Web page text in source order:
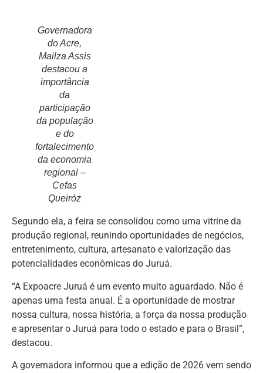
Governadora
do Acre,
Mailza Assis
destacou a
importância
da
participação
da população
e do
fortalecimento
da economia
regional –
Cefas
Queiróz
Segundo ela, a feira se consolidou como uma vitrine da
produção regional, reunindo oportunidades de negócios,
entretenimento, cultura, artesanato e valorização das
potencialidades econômicas do Juruá.
“A Expoacre Juruá é um evento muito aguardado. Não é
apenas uma festa anual. É a oportunidade de mostrar
nossa cultura, nossa história, a força da nossa produção
e apresentar o Juruá para todo o estado e para o Brasil”,
destacou.
A governadora informou que a edição de 2026 vem sendo